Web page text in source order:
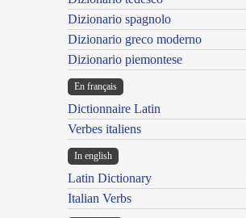
Dizionario spagnolo
Dizionario greco moderno
Dizionario piemontese
En français
Dictionnaire Latin
Verbes italiens
In english
Latin Dictionary
Italian Verbs